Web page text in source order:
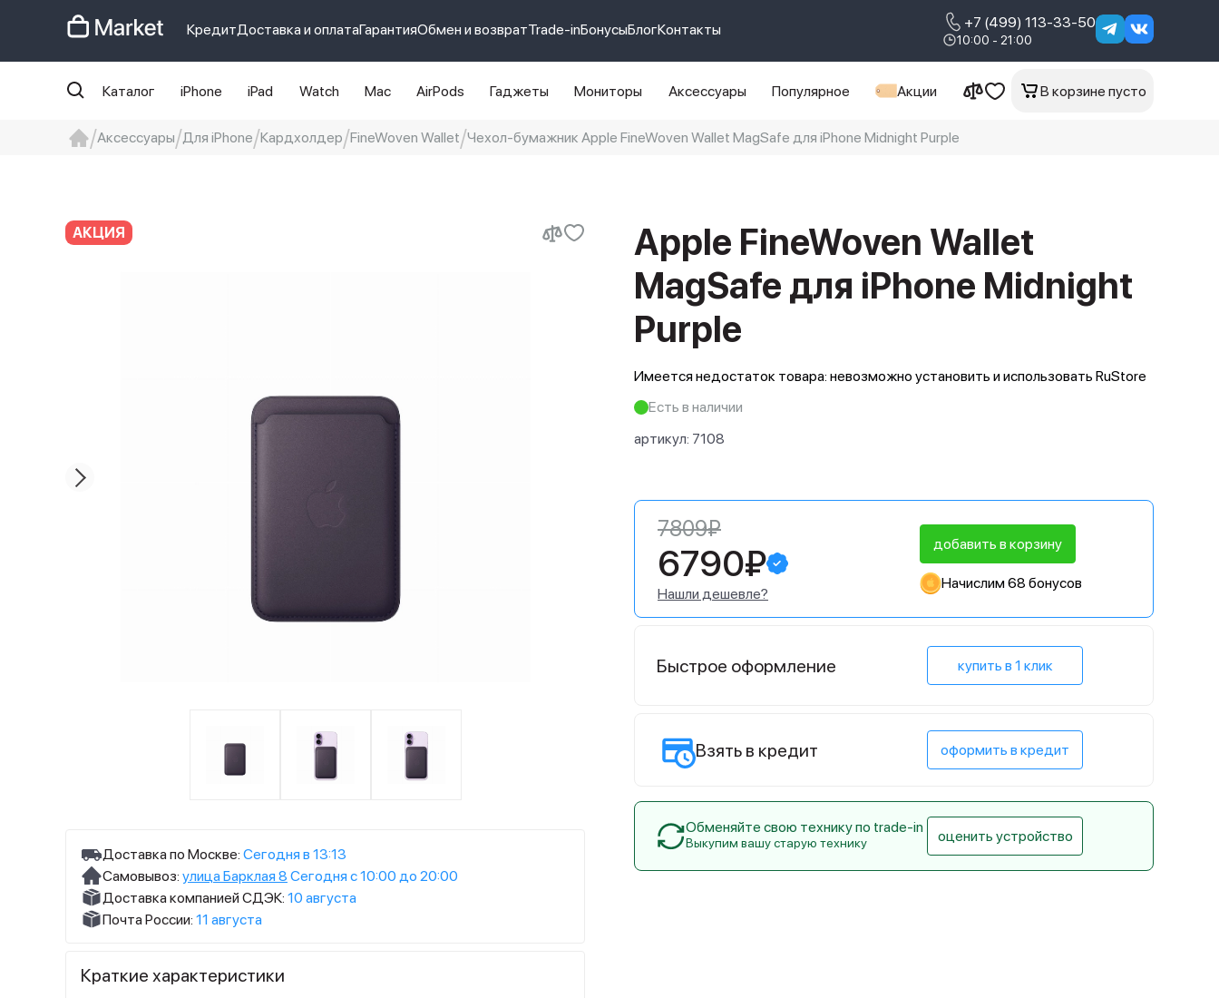
КредитДоставка и оплатаГарантияОбмен и возвратTrade-inБонусыБлогКонтакты +7 (499) 113-33-50
10:00 - 21:00
Каталог iPhone iPad Watch Mac AirPods Гаджеты Мониторы Аксессуары Популярное Акции В корзине пусто
Аксессуары Для iPhone Кардхолдер FineWoven Wallet Чехол-бумажник Apple FineWoven Wallet MagSafe для iPhone Midnight Purple
АКЦИЯ
Apple FineWoven Wallet
MagSafe для iPhone Midnight
Purple
Имеется недостаток товара: невозможно установить и использовать RuStore
Есть в наличии
артикул: 7108
Доставка по Москве: Сегодня в 13:13
Самовывоз: улица Барклая 8 Сегодня с 10:00 до 20:00
Доставка компанией СДЭК: 10 августа
Почта России: 11 августа
Краткие характеристики
7809₽
6790₽
Нашли дешевле?
добавить в корзину
Начислим 68 бонусов
Быстрое оформление купить в 1 клик
Взять в кредит оформить в кредит
Обменяйте свою технику по trade-in
Выкупим вашу старую технику оценить устройство